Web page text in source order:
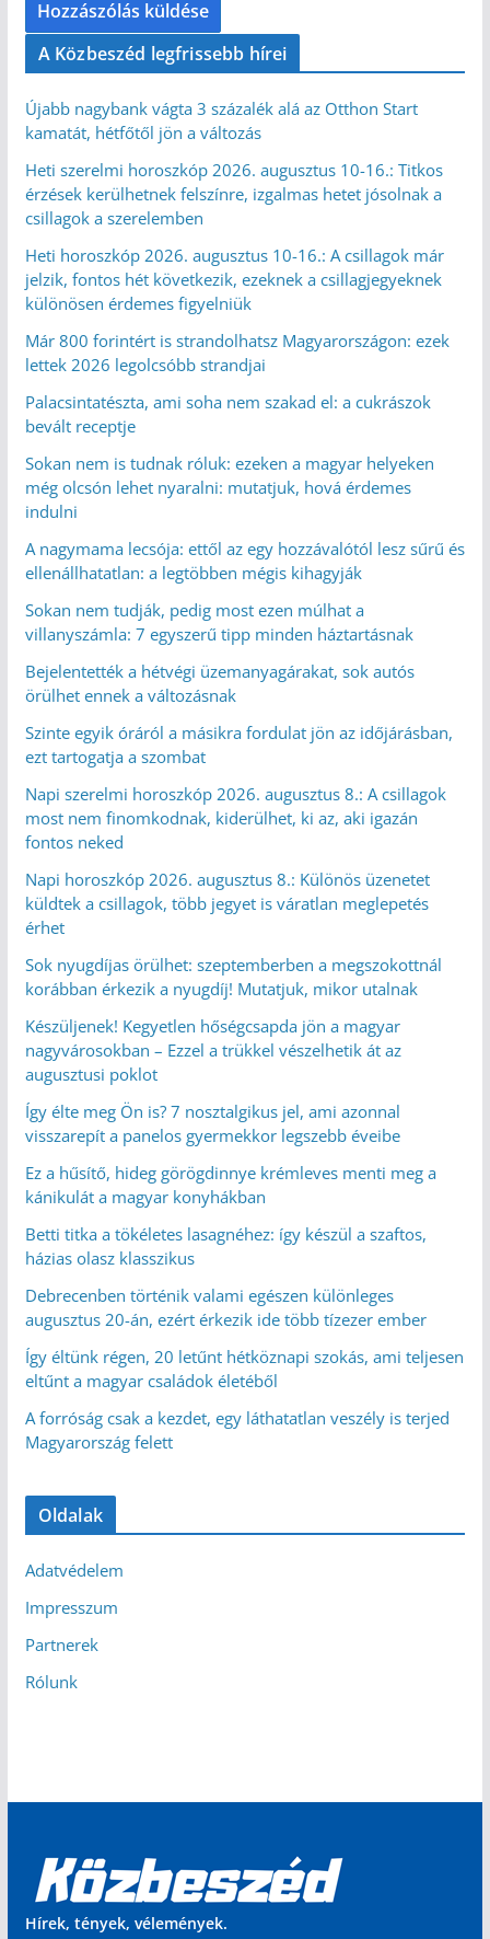
A Közbeszéd legfrissebb hírei
Újabb nagybank vágta 3 százalék alá az Otthon Start
kamatát, hétfőtől jön a változás
Heti szerelmi horoszkóp 2026. augusztus 10-16.: Titkos
érzések kerülhetnek felszínre, izgalmas hetet jósolnak a
csillagok a szerelemben
Heti horoszkóp 2026. augusztus 10-16.: A csillagok már
jelzik, fontos hét következik, ezeknek a csillagjegyeknek
különösen érdemes figyelniük
Már 800 forintért is strandolhatsz Magyarországon: ezek
lettek 2026 legolcsóbb strandjai
Palacsintatészta, ami soha nem szakad el: a cukrászok
bevált receptje
Sokan nem is tudnak róluk: ezeken a magyar helyeken
még olcsón lehet nyaralni: mutatjuk, hová érdemes
indulni
A nagymama lecsója: ettől az egy hozzávalótól lesz sűrű és
ellenállhatatlan: a legtöbben mégis kihagyják
Sokan nem tudják, pedig most ezen múlhat a
villanyszámla: 7 egyszerű tipp minden háztartásnak
Bejelentették a hétvégi üzemanyagárakat, sok autós
örülhet ennek a változásnak
Szinte egyik óráról a másikra fordulat jön az időjárásban,
ezt tartogatja a szombat
Napi szerelmi horoszkóp 2026. augusztus 8.: A csillagok
most nem finomkodnak, kiderülhet, ki az, aki igazán
fontos neked
Napi horoszkóp 2026. augusztus 8.: Különös üzenetet
küldtek a csillagok, több jegyet is váratlan meglepetés
érhet
Sok nyugdíjas örülhet: szeptemberben a megszokottnál
korábban érkezik a nyugdíj! Mutatjuk, mikor utalnak
Készüljenek! Kegyetlen hőségcsapda jön a magyar
nagyvárosokban – Ezzel a trükkel vészelhetik át az
augusztusi poklot
Így élte meg Ön is? 7 nosztalgikus jel, ami azonnal
visszarepít a panelos gyermekkor legszebb éveibe
Ez a hűsítő, hideg görögdinnye krémleves menti meg a
kánikulát a magyar konyhákban
Betti titka a tökéletes lasagnéhez: így készül a szaftos,
házias olasz klasszikus
Debrecenben történik valami egészen különleges
augusztus 20-án, ezért érkezik ide több tízezer ember
Így éltünk régen, 20 letűnt hétköznapi szokás, ami teljesen
eltűnt a magyar családok életéből
A forróság csak a kezdet, egy láthatatlan veszély is terjed
Magyarország felett
Oldalak
Adatvédelem
Impresszum
Partnerek
Rólunk
Hírek, tények, vélemények.